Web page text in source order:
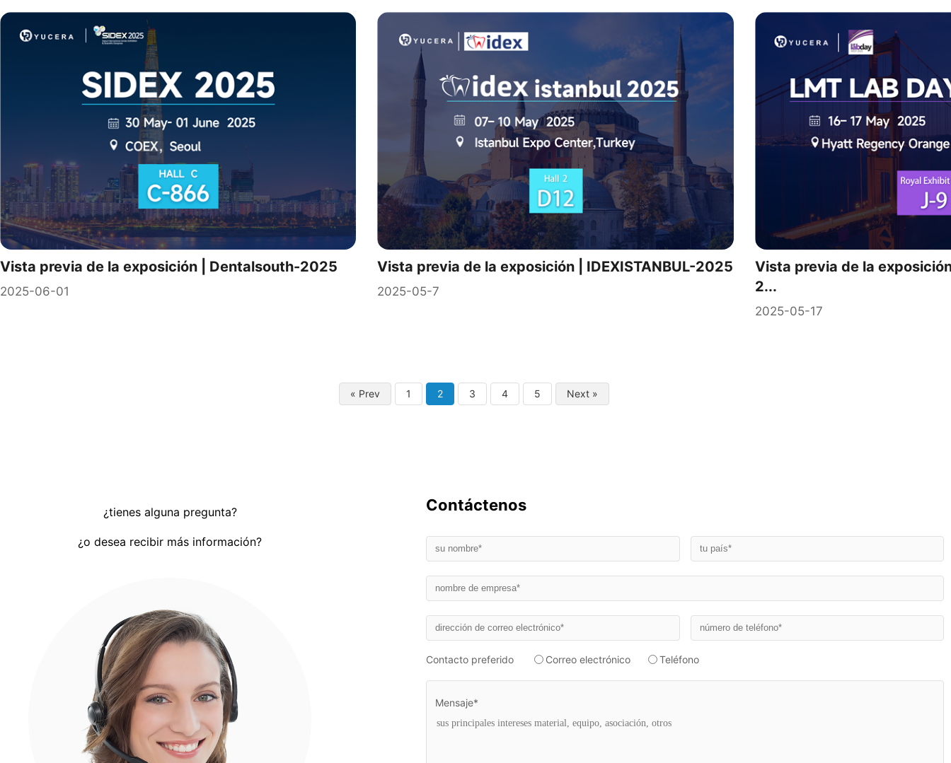
Vista previa de la exposición | Dentalsouth-2025
2025-06-01
Vista previa de la exposición | IDEXISTANBUL-2025
2025-05-7
Vista previa de la
2...
2025-05-17
« Prev 1 2 3 4 5 Next »
¿tienes alguna pregunta?
¿o desea recibir más información?
Contáctenos
Contacto preferido Correo electrónico Teléfono
Mensaje*